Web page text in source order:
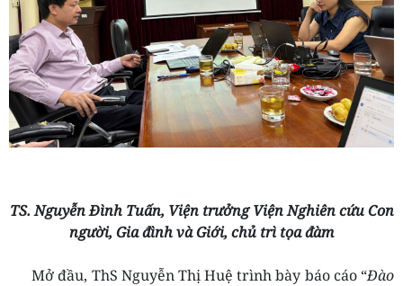
TS. Nguyễn Đình Tuấn, Viện trưởngViện Nghiên cứu Con
người, Gia đình và Giới, chủ trì tọa đàm
Mở đầu, ThS Nguyễn Thị Huệ trình bày báo cáo “Đào